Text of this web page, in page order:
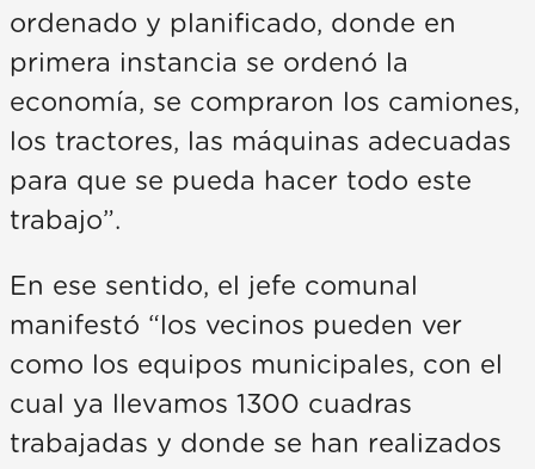
ordenado y planificado, donde en
primera instancia se ordenó la
economía, se compraron los camiones,
los tractores, las máquinas adecuadas
para que se pueda hacer todo este
trabajo”.
En ese sentido, el jefe comunal
manifestó “los vecinos pueden ver
como los equipos municipales, con el
cual ya llevamos 1300 cuadras
trabajadas y donde se han realizados